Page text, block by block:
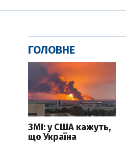
ГОЛОВНЕ
ЗМІ: у США кажуть,
що Україна